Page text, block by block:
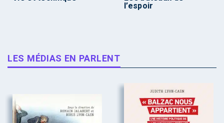
l’espoir
LES MÉDIAS EN PARLENT